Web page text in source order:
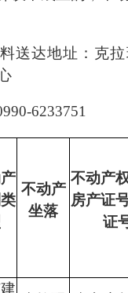
送达地址： 克
6233751
不动产
坐落
不动产
房产证
证